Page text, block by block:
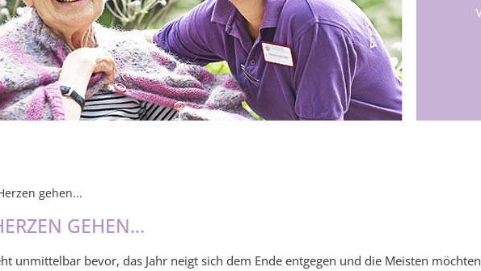
gehen...
GEHEN...
unmittelbar bevor, das Jahr neigt sich dem Ende entgegen und die Meisten möchten